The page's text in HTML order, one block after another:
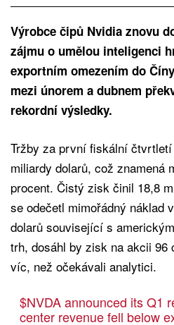
Výrobce čipů Nvidia znovu
zájmu o umělou inteligenci
exportním omezením do
mezi únorem a dubnem
rekordní výsledky.
Tržby za první fiskální čtvrtletí
miliardy dolarů, což znamená
procent. Čistý zisk činil 18,8
se odečetl mimořádný náklad
dolarů související s
trh, dosáhl by zisk na akcii 96
víc, než očekávali analytici.
$NVDAannounced its Q1
center revenue fell below